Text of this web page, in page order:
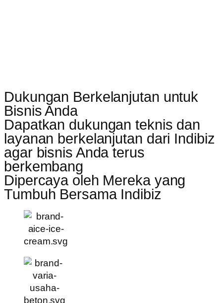
Dukungan Berkelanjutan untuk
Bisnis Anda
Dapatkan dukungan teknis dan
layanan berkelanjutan dari Indibiz
agar bisnis Anda terus
berkembang
Dipercaya oleh Mereka yang
Tumbuh Bersama Indibiz